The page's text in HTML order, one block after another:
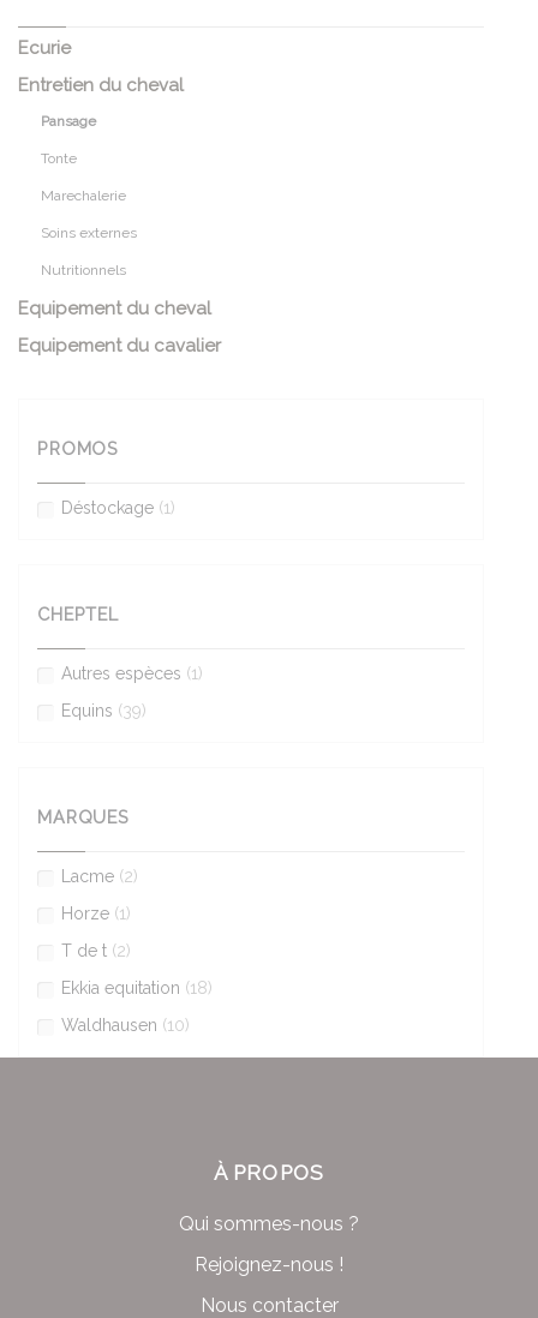
Ecurie
Entretien du cheval
Pansage
Tonte
Marechalerie
Soins externes
Nutritionnels
Equipement du cheval
Equipement du cavalier
PROMOS
Déstockage (1)
CHEPTEL
Autres espèces (1)
Equins (39)
MARQUES
Lacme (2)
Horze (1)
T de t (2)
Ekkia equitation (18)
Waldhausen (10)
À PROPOS
Qui sommes-nous ?
Rejoignez-nous !
Nous contacter